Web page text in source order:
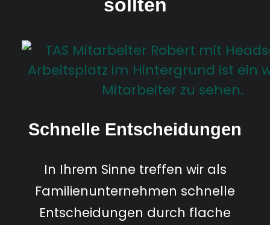
sollten
Schnelle Entscheidungen
In Ihrem Sinne treffen wir als
Familienunternehmen schnelle
Entscheidungen durch flache